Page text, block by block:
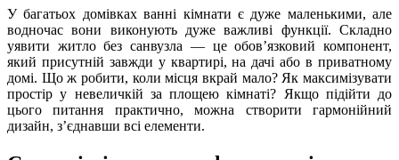
У багатьох домівках ванні кімнати є дуже маленькими, але
водночас вони виконують дуже важливі функції. Складно
уявити житло без санвузла — це обов’язковий компонент,
який присутній завжди у квартирі, на дачі або в приватному
домі. Що ж робити, коли місця вкрай мало? Як максимізувати
простір у невеличкій за площею кімнаті? Якщо підійти до
цього питання практично, можна створити гармонійний
дизайн, з’єднавши всі елементи.